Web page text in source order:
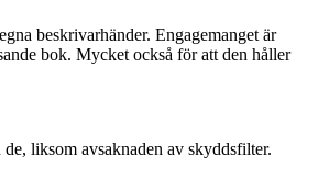
beskrivarhänder. Engagemanget är
bok. Mycket också för att den håller
liksom avsaknaden av skyddsfilter.